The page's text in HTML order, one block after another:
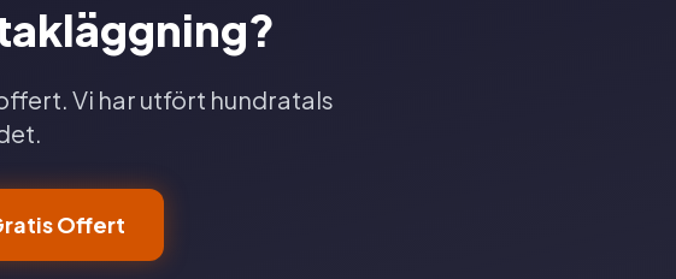
Vi har utfört hundratals
Offert